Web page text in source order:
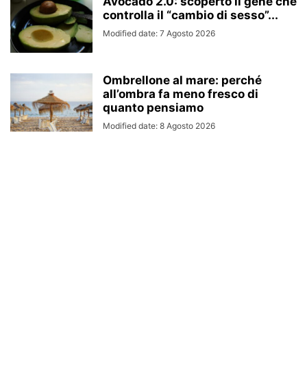
controlla il “cambio di sesso”...
Modified date: 7 Agosto 2026
Ombrellone al mare: perché
all’ombra fa meno fresco di
quanto pensiamo
Modified date: 8 Agosto 2026